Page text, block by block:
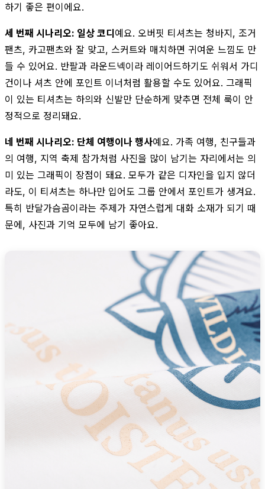
하기 좋은 편이에요.
세 번째 시나리오: 일상 코디예요. 오버핏 티셔츠는 청바지, 조거
팬츠, 카고팬츠와 잘 맞고, 스커트와 매치하면 귀여운 느낌도 만
들 수 있어요. 반팔과 라운드넥이라 레이어드하기도 쉬워서 가디
건이나 셔츠 안에 포인트 이너처럼 활용할 수도 있어요. 그래픽
이 있는 티셔츠는 하의와 신발만 단순하게 맞추면 전체 룩이 안
정적으로 정리돼요.
네 번째 시나리오: 단체 여행이나 행사예요. 가족 여행, 친구들과
의 여행, 지역 축제 참가처럼 사진을 많이 남기는 자리에서는 의
미 있는 그래픽이 장점이 돼요. 모두가 같은 디자인을 입지 않더
라도, 이 티셔츠는 하나만 입어도 그룹 안에서 포인트가 생겨요.
특히 반달가슴곰이라는 주제가 자연스럽게 대화 소재가 되기 때
문에, 사진과 기억 모두에 남기 좋아요.